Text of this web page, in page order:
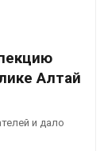
Алтай
и дало